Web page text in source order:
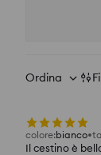
Ordina
colore:bianco
Il cestino è